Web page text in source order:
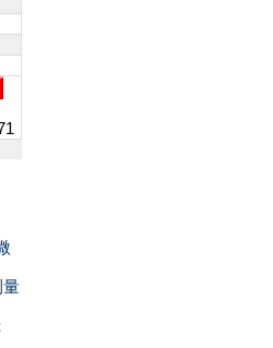
量